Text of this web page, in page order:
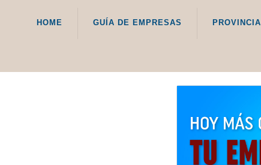
HOME GUÍA DE EMPRESAS PROVINCIA